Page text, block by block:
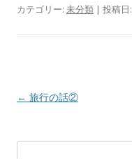
カテゴリー: 未分類 | 投稿日:
投
← 旅行の話②